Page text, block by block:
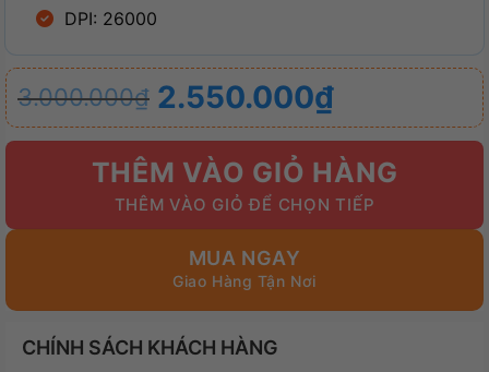
DPI: 26000
3.000.000₫
Giá
gốc
3.000.000₫.
2.550.000₫
Giá
hiện
2.550.000₫.
THÊM VÀO GIỎ HÀNG
MUA NGAY
CHÍNH SÁCH KHÁCH HÀNG